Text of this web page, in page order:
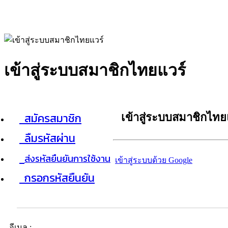
เข้าสู่ระบบสมาชิกไทยแวร์
สมัครสมาชิก
ลืมรหัสผ่าน
ส่งรหัสยืนยันการใช้งาน
กรอกรหัสยืนยัน
เข้าสู่ระบบสมาชิกไท
เข้าสู่ระบบด้วย Google